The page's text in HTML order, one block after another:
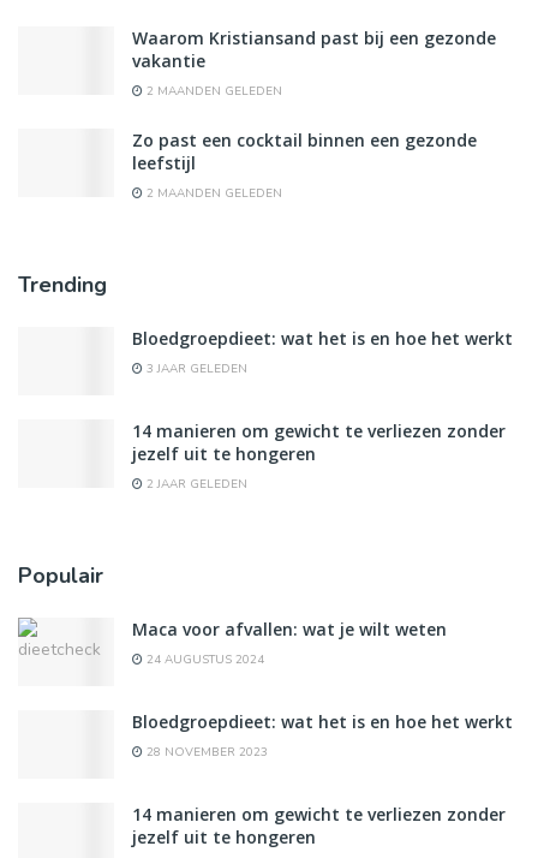
Waarom Kristiansand past bij een gezonde
vakantie
2 MAANDEN GELEDEN
Zo past een cocktail binnen een gezonde
leefstijl
2 MAANDEN GELEDEN
Trending
Bloedgroepdieet: wat het is en hoe het werkt
3 JAAR GELEDEN
14 manieren om gewicht te verliezen zonder
jezelf uit te hongeren
2 JAAR GELEDEN
Populair
Maca voor afvallen: wat je wilt weten
24 AUGUSTUS 2024
Bloedgroepdieet: wat het is en hoe het werkt
28 NOVEMBER 2023
14 manieren om gewicht te verliezen zonder
jezelf uit te hongeren